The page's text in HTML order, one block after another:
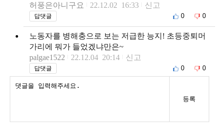
허풍은아니구요
22.12.02 16:33 신고
답댓글 0 0
노동자를 병해충으로 보는 저급한 능지! 초등중퇴머
가리에 뭐가 들었겠냐만은~
palgae1522
22.12.04 20:14 신고
답댓글 0 0
등록